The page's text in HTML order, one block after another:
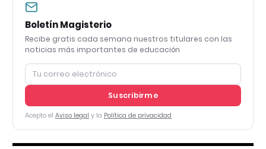
Boletín Magisterio
Recibe gratis cada semana nuestros titulares con las
noticias más importantes de educación
Suscribirme
Acepto el Aviso legal y la Política de privacidad